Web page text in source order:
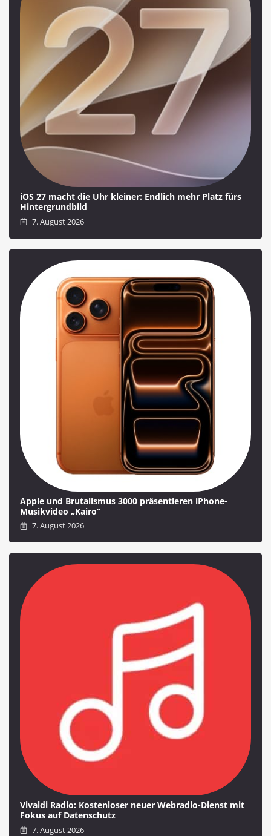
iOS 27 macht die Uhr kleiner: Endlich mehr Platz fürs
Hintergrundbild
7. August 2026
Apple und Brutalismus 3000 präsentieren iPhone-
Musikvideo „Kairo“
7. August 2026
Vivaldi Radio: Kostenloser neuer Webradio-Dienst mit
Fokus auf Datenschutz
7. August 2026